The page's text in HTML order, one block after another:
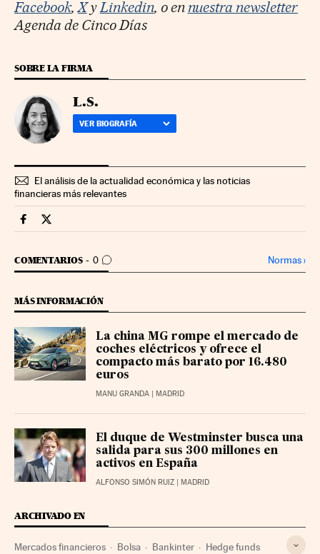
Facebook,XyLinkedin, o ennuestra newsletter
Agenda de Cinco Días
SOBRE LA FIRMA
L.S.
VER BIOGRAFÍA
El análisis de la actualidad económica y las noticias
financieras más relevantes
Mercados Financieros Cinco Días en Facebook
Mercados Financieros Cinco Días en Twitter
COMENTARIOS 0
IR A LOS COMENTARIOS Normas›
MÁS INFORMACIÓN
La china MG rompe el mercado de
coches eléctricos y ofrece el
compacto más barato por 16.480
euros
MANU GRANDA | MADRID
El duque de Westminster busca una
salida para sus 300 millones en
activos en España
ALFONSO SIMÓN RUIZ | MADRID
ARCHIVADO EN
Mercados financieros Bolsa Bankinter Hedge funds